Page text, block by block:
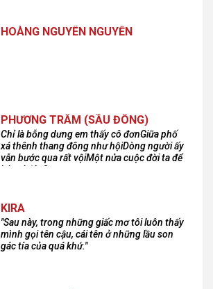
HOÀNG NGUYÊN NGUYỄN
PHƯƠNG TRÂM (SẦU ĐÔNG)
Chỉ là bỗng dưng em thấy cô đơnGiữa phố
xá thênh thang đông như hộiDòng người ấy
vẫn bước qua rất vộiMột nửa cuộc đời ta để
lại nơi đâu?
KIRA
"Sau này, trong những giấc mơ tôi luôn thấy
mình gọi tên cậu, cái tên ở những lầu son
gác tía của quá khứ."